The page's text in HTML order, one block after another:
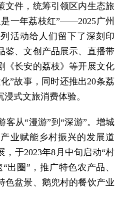
文件，统筹引领区内生态旅
一年荔枝红”——2025广州
活动给人们留下了深刻印
鉴、文创产品展示、直播带
《长安的荔枝》等开展文化
”故事，同时还推出20条荔
式文旅消费体验。
客从“漫游”到“深游”。增城
业赋能乡村振兴的发展道
，于2023年8月中旬启动“村
出圈”，推广特色农产品、
色盆景、鹅兜村的餐饮产业